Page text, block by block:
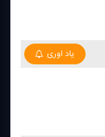
یاد اوری